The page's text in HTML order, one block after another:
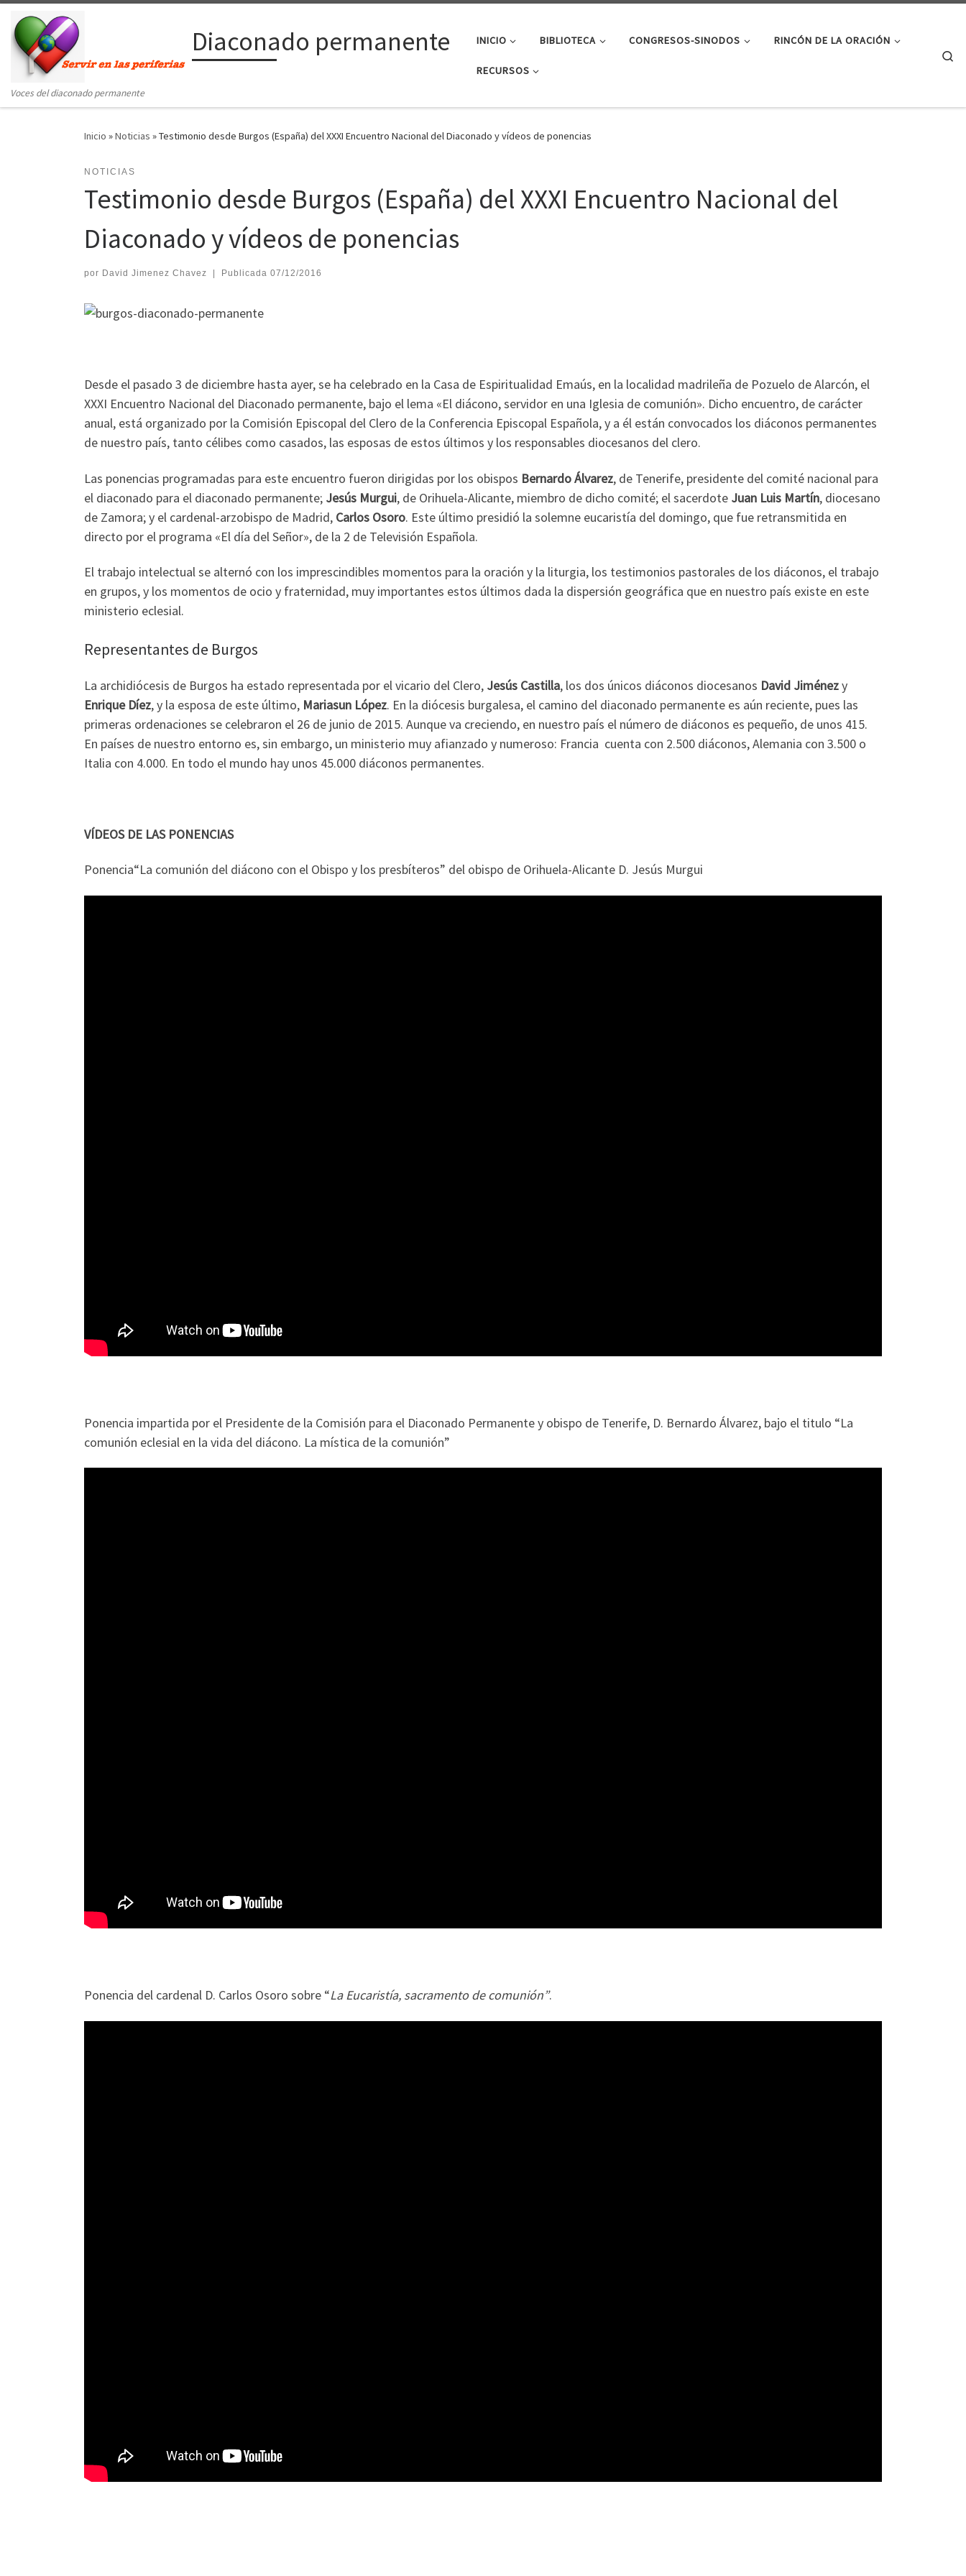
Saltar al contenido
Diaconado permanente
Voces del diaconado permanente
INICIO BIBLIOTECA CONGRESOS-SINODOS RINCÓN DE LA ORACIÓN
RECURSOS
Inicio »Noticias »Testimonio desde Burgos (España) del XXXI Encuentro Nacional del Diaconado y vídeos de ponencias
NOTICIAS
Testimonio desde Burgos (España) del XXXI Encuentro Nacional del
Diaconado y vídeos de ponencias
por David Jimenez Chavez Publicada 07/12/2016
Desde el pasado 3 de diciembre hasta ayer, se ha celebrado en la Casa de Espiritualidad Emaús, en la localidad madrileña de Pozuelo de Alarcón, el
XXXI Encuentro Nacional del Diaconado permanente, bajo el lema «El diácono, servidor en una Iglesia de comunión». Dicho encuentro, de carácter
anual, está organizado por la Comisión Episcopal del Clero de la Conferencia Episcopal Española, y a él están convocados los diáconos permanentes
de nuestro país, tanto célibes como casados, las esposas de estos últimos y los responsables diocesanos del clero.
Las ponencias programadas para este encuentro fueron dirigidas por los obispos Bernardo Álvarez, de Tenerife, presidente del comité nacional para
el diaconado para el diaconado permanente; Jesús Murgui, de Orihuela-Alicante, miembro de dicho comité; el sacerdote Juan Luis Martín, diocesano
de Zamora; y el cardenal-arzobispo de Madrid, Carlos Osoro. Este último presidió la solemne eucaristía del domingo, que fue retransmitida en
directo por el programa «El día del Señor», de la 2 de Televisión Española.
El trabajo intelectual se alternó con los imprescindibles momentos para la oración y la liturgia, los testimonios pastorales de los diáconos, el trabajo
en grupos, y los momentos de ocio y fraternidad, muy importantes estos últimos dada la dispersión geográfica que en nuestro país existe en este
ministerio eclesial.
Representantes de Burgos
La archidiócesis de Burgos ha estado representada por el vicario del Clero, Jesús Castilla, los dos únicos diáconos diocesanos David Jiménezy
Enrique Díez, y la esposa de este último, Mariasun López. En la diócesis burgalesa, el camino del diaconado permanente es aún reciente, pues las
primeras ordenaciones se celebraron el 26 de junio de 2015. Aunque va creciendo, en nuestro país el número de diáconos es pequeño, de unos 415.
En países de nuestro entorno es, sin embargo, un ministerio muy afianzado y numeroso: Francia cuenta con 2.500 diáconos, Alemania con 3.500 o
Italia con 4.000. En todo el mundo hay unos 45.000 diáconos permanentes.
VÍDEOS DE LAS PONENCIAS
Ponencia“La comunión del diácono con el Obispo y los presbíteros” del obispo de Orihuela-Alicante D. Jesús Murgui
Ponencia impartida por el Presidente de la Comisión para el Diaconado Permanente y obispo de Tenerife, D. Bernardo Álvarez, bajo el titulo “La
comunión eclesial en la vida del diácono. La mística de la comunión”
Ponencia del cardenal D. Carlos Osoro sobre “La Eucaristía, sacramento de comunión”.